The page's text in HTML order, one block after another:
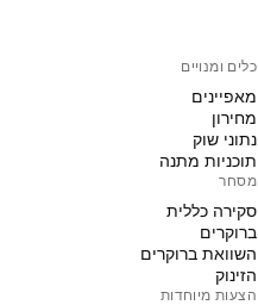
כלים ומנויים
מאפיינים
מחירון
נתוני שוק
תוכניות מתנה
מסחר
סקירה כללית
ברוקרים
השוואת ברוקרים
הזינוק
הצעות מיוחדות